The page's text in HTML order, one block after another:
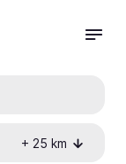
+ 25 km